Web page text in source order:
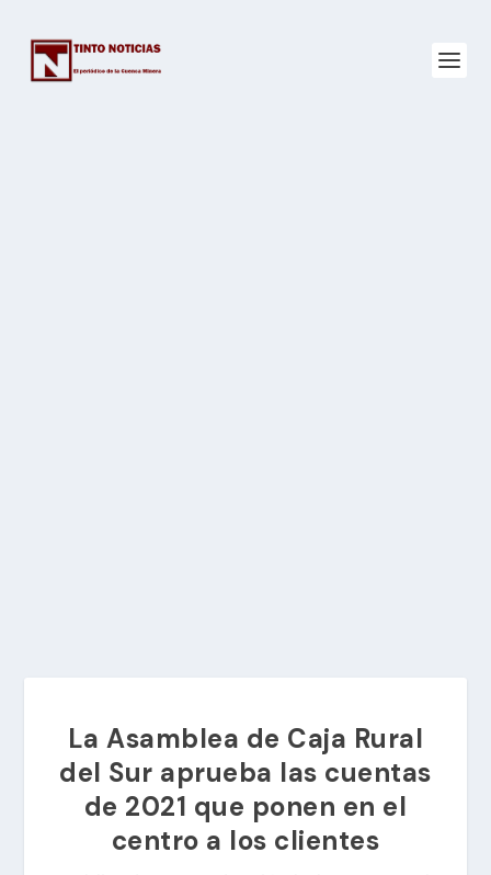
La Asamblea de Caja Rural
del Sur aprueba las cuentas
de 2021 que ponen en el
centro a los clientes